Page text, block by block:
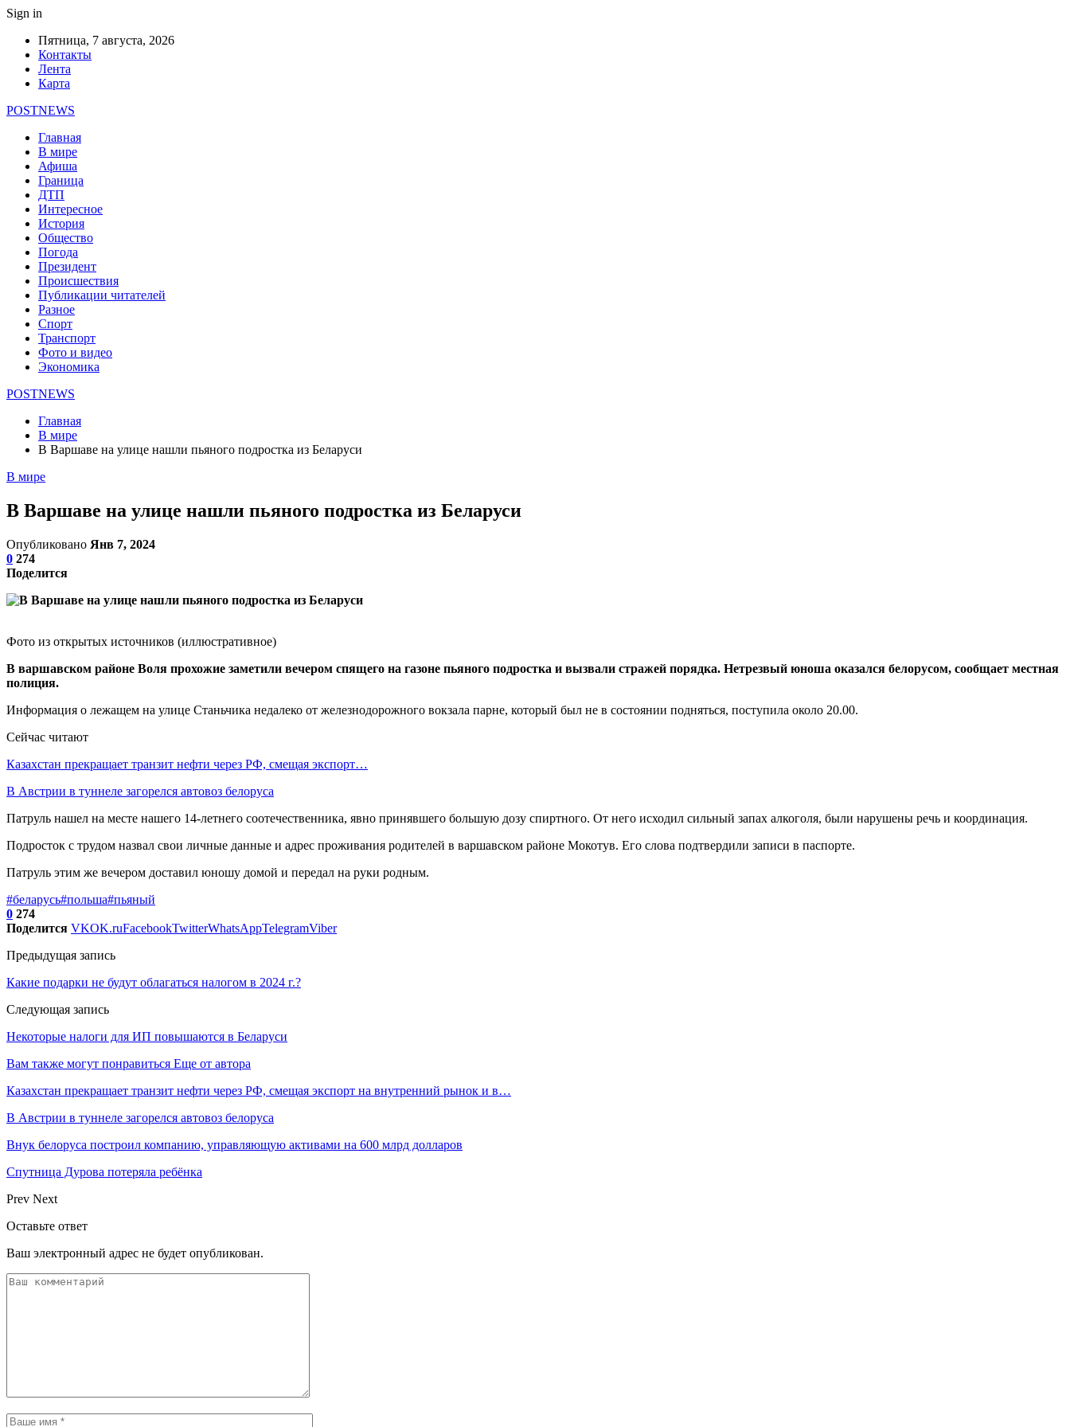
Sign in
Пятница, 7 августа, 2026
Контакты
Лента
Карта
POSTNEWS
Главная
В мире
Афиша
Граница
ДТП
Интересное
История
Общество
Погода
Президент
Происшествия
Публикации читателей
Разное
Спорт
Транспорт
Фото и видео
Экономика
POSTNEWS
Главная
В мире
В Варшаве на улице нашли пьяного подростка из Беларуси
В мире
В Варшаве на улице нашли пьяного подростка из Беларуси
Опубликовано Янв 7, 2024
0 274
Поделится
Фото из открытых источников (иллюстративное)
В варшавском районе Воля прохожие заметили вечером спящего на газоне пьяного подростка и вызвали стражей порядка. Нетрезвый юноша оказался белорусом, сообщает местная
полиция.
Информация о лежащем на улице Станьчика недалеко от железнодорожного вокзала парне, который был не в состоянии подняться, поступила около 20.00.
Сейчас читают
Казахстан прекращает транзит нефти через РФ, смещая экспорт…
В Австрии в туннеле загорелся автовоз белоруса
Патруль нашел на месте нашего 14-летнего соотечественника, явно принявшего большую дозу спиртного. От него исходил сильный запах алкоголя, были нарушены речь и координация.
Подросток с трудом назвал свои личные данные и адрес проживания родителей в варшавском районе Мокотув. Его слова подтвердили записи в паспорте.
Патруль этим же вечером доставил юношу домой и передал на руки родным.
#беларусь#польша#пьяный
0 274
Поделится VKOK.ruFacebookTwitterWhatsAppTelegramViber
Предыдущая запись
Какие подарки не будут облагаться налогом в 2024 г.?
Следующая запись
Некоторые налоги для ИП повышаются в Беларуси
Вам также могут понравиться Еще от автора
Казахстан прекращает транзит нефти через РФ, смещая экспорт на внутренний рынок и в…
В Австрии в туннеле загорелся автовоз белоруса
Внук белоруса построил компанию, управляющую активами на 600 млрд долларов
Спутница Дурова потеряла ребёнка
Prev Next
Оставьте ответ
Ваш электронный адрес не будет опубликован.